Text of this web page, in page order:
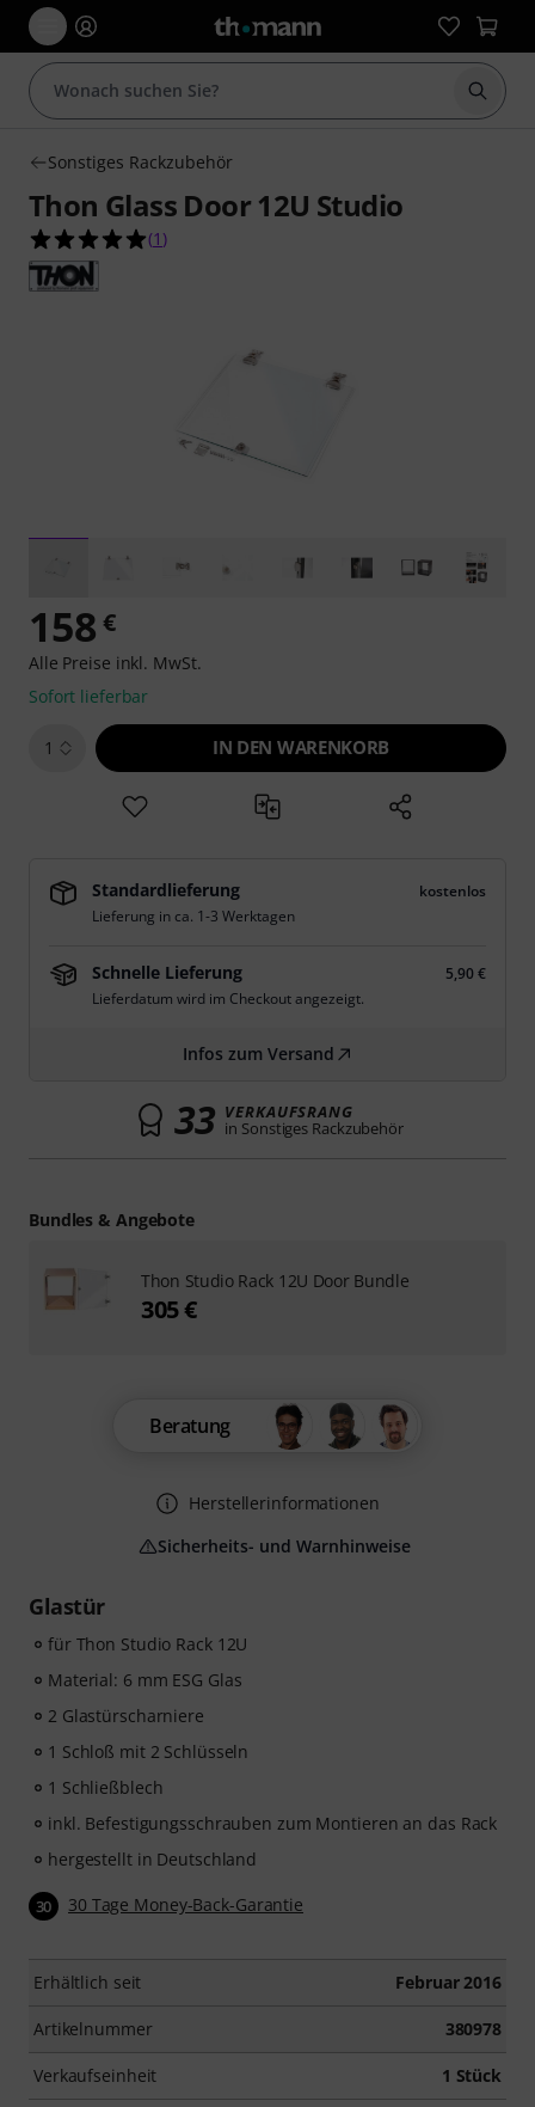
Suche
Sonstiges Rackzubehör
Thon Glass Door 12U Studio
5.0 von 5 Sternen aus 1 Kundenbewertungen
(1 )
Glastür
für Thon Studio Rack 12U
Material: 6 mm ESG Glas
2 Glastürscharniere
1 Schloß mit 2 Schlüsseln
1 Schließblech
inkl. Befestigungsschrauben zum Montieren an das Rack
hergestellt in Deutschland
30 30 Tage Money-Back-Garantie
Erhältlich seit Februar 2016
Artikelnummer 380978
Verkaufseinheit 1 Stück
158 €
Alle Preise inkl. MwSt.
Sofort lieferbar
1 IN DEN WARENKORB
Standardlieferung
kostenlos
Lieferung in ca. 1-3 Werktagen
Schnelle Lieferung
5,90 €
Lieferdatum wird im Checkout angezeigt.
Infos zum Versand
33 VERKAUFSRANG
in Sonstiges Rackzubehör
Beratung
Herstellerinformationen
Sicherheits- und Warnhinweise
Bundles & Angebote
Thon Studio Rack 12U Door Bundle
305 €